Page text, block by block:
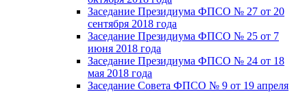
Заседание Президиума ФПСО № 27 от 20
сентября 2018 года
Заседание Президиума ФПСО № 25 от 7
июня 2018 года
Заседание Президиума ФПСО № 24 от 18
мая 2018 года
Заседание Совета ФПСО № 9 от 19 апреля